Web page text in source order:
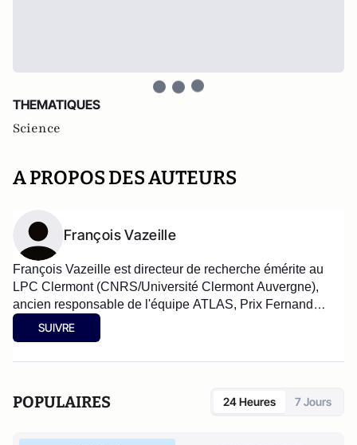
THEMATIQUES
Science
A PROPOS DES AUTEURS
François Vazeille
François Vazeille est directeur de recherche émérite au
LPC Clermont (CNRS/Université Clermont Auvergne),
ancien responsable de l'équipe ATLAS, Prix Fernand
Mège de l'académie des sciences, belles lettres et arts de
Clermont-Ferrand.
SUIVRE
POPULAIRES 24 Heures 7 Jours